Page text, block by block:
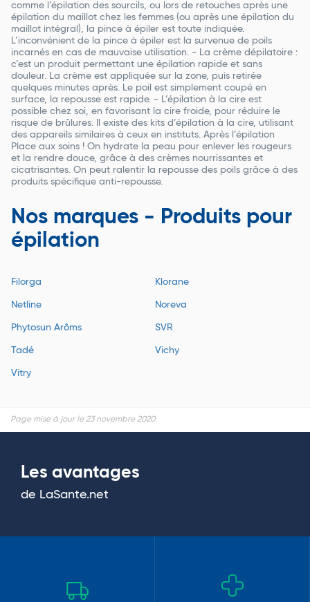
comme l’épilation des sourcils, ou lors de retouches après une
épilation du maillot chez les femmes (ou après une épilation du
maillot intégral), la pince à épiler est toute indiquée.
L’inconvénient de la pince à épiler est la survenue de poils
incarnés en cas de mauvaise utilisation. - La crème dépilatoire :
c’est un produit permettant une épilation rapide et sans
douleur. La crème est appliquée sur la zone, puis retirée
quelques minutes après. Le poil est simplement coupé en
surface, la repousse est rapide. - L’épilation à la cire est
possible chez soi, en favorisant la cire froide, pour réduire le
risque de brûlures. Il existe des kits d’épilation à la cire, utilisant
des appareils similaires à ceux en instituts. Après l’épilation
Place aux soins ! On hydrate la peau pour enlever les rougeurs
et la rendre douce, grâce à des crèmes nourrissantes et
cicatrisantes. On peut ralentir la repousse des poils grâce à des
produits spécifique anti-repousse.
Nos marques - Produits pour
épilation
Filorga Klorane
Netline Noreva
Phytosun Arôms SVR
Tadé Vichy
Vitry
Page mise à jour le 23 novembre 2020
Les avantages
de LaSante.net